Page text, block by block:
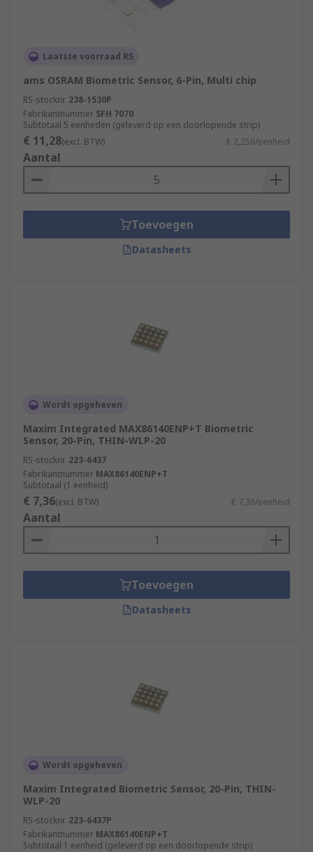
Laatste voorraad RS
ams OSRAM Biometric Sensor, 6-Pin, Multi chip
RS-stocknr. 238-1530P
Fabrikantnummer SFH 7070
Subtotaal 5 eenheden (geleverd op een doorlopende strip)
€ 11,28(excl. BTW) € 2,256/eenheid
Aantal
Toevoegen
Datasheets
Wordt opgeheven
Maxim Integrated MAX86140ENP+T Biometric
Sensor, 20-Pin, THIN-WLP-20
RS-stocknr. 223-6437
Fabrikantnummer MAX86140ENP+T
Subtotaal (1 eenheid)
€ 7,36(excl. BTW) € 7,36/eenheid
Aantal
Toevoegen
Datasheets
Wordt opgeheven
Maxim Integrated Biometric Sensor, 20-Pin, THIN-
WLP-20
RS-stocknr. 223-6437P
Fabrikantnummer MAX86140ENP+T
Subtotaal 1 eenheid (geleverd op een doorlopende strip)